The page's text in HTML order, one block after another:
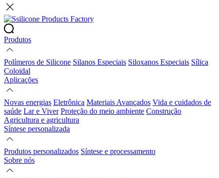
Produtos
Polímeros de Silicone Silanos Especiais Siloxanos Especiais Sílica
Coloidal
Aplicações
Novas energias Eletrônica Materiais Avançados Vida e cuidados de
saúde Lar e Viver Proteção do meio ambiente Construção
Agricultura e agricultura
Síntese personalizada
Produtos personalizados Síntese e processamento
Sobre nós